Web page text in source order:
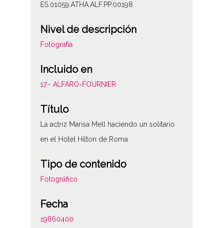
ES.01059.ATHA.ALF.PP.00198
Nivel de descripción
Fotografía
Incluido en
17.- ALFARO-FOURNIER
Título
La actriz Marisa Mell haciendo un solitario
en el Hotel Hilton de Roma
Tipo de contenido
Fotográfico
Fecha
19860400